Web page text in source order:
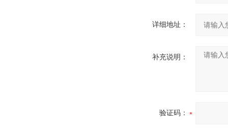
详细地址：
补充说明：
验证码：